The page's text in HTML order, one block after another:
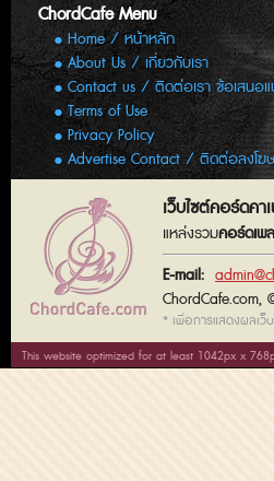
ChordCafe Menu
Home / หน้าหลัก
About Us / เกี่ยวกับเรา
Contact us / ติดต่อเรา ข้อเสนอ
Terms of Use
Privacy Policy
Advertise Contact / ติดต่อลงโ
เว็บไซต์คอร์ดคา
แหล่งรวมคอร์ดเพ
E-mail:
ChordCafe.com,
* เพื่อการแสดงผลเว็
This website optimized for at least 1042px x